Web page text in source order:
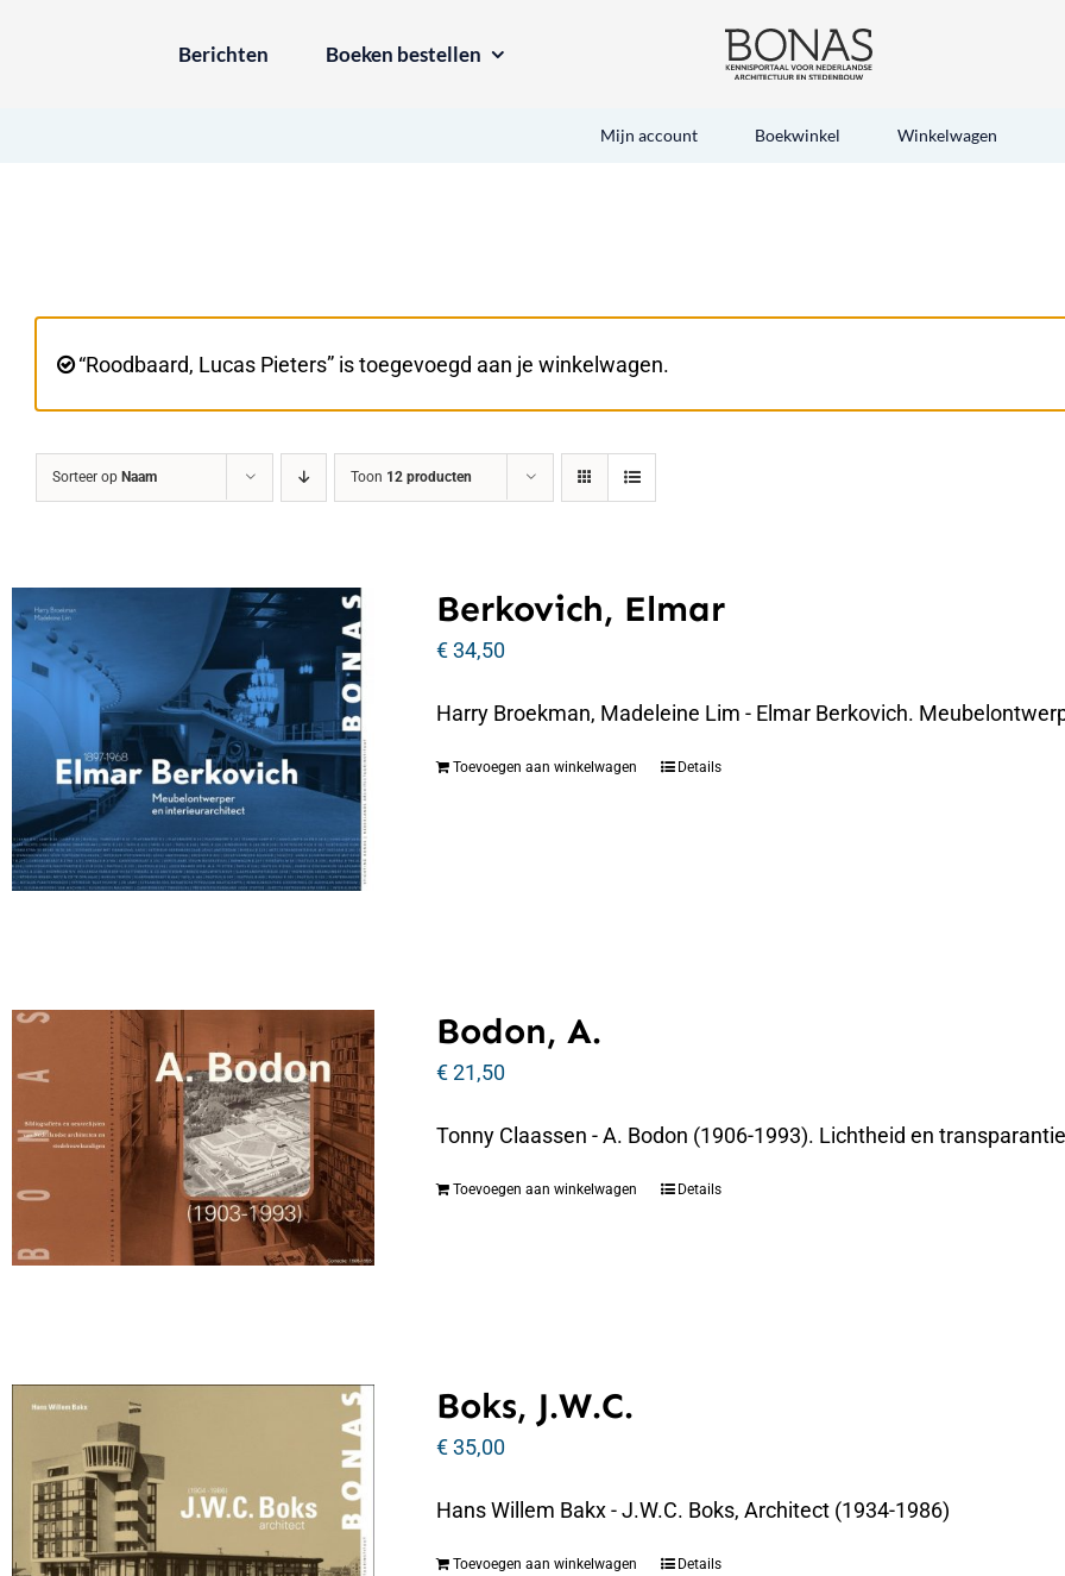
Berichten Boeken bestellen
Mijn account Boekwinkel Winkelwagen
“Roodbaard, Lucas Pieters” is toegevoegd aan je winkelwagen.
Sorteer op Naam Toon 12 producten
Berkovich, Elmar
€34,50
Harry Broekman, Madeleine Lim - Elmar Berkovich.
Toevoegen aan winkelwagen Details
Bodon, A.
€21,50
Tonny Claassen - A. Bodon (1906-1993). Lichtheid en
Toevoegen aan winkelwagen Details
Boks, J.W.C.
€35,00
Hans Willem Bakx - J.W.C. Boks, Architect (1934-1986)
Toevoegen aan winkelwagen Details